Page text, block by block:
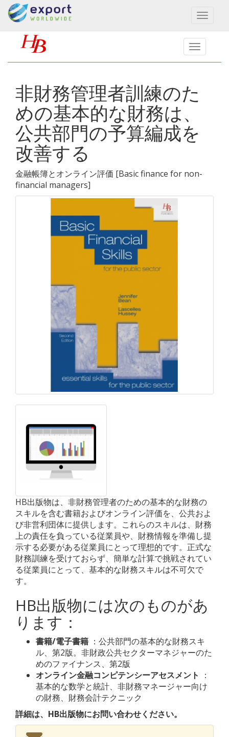
Toggle
非財務管理者訓練のた
めの基本的な財務は、
公共部門の予算編成を
改善する
金融帳簿とオンライン評価 [Basic finance for non-
financial managers]
HB出版物は、非財務管理者のための基本的な財務の
スキルを含む書籍およびオンライン評価を、公共およ
び非営利団体に提供します。これらのスキルは、財務
上の責任を負っている従業員や、財務情報を準備し提
示する必要がある従業員にとって理想的です。正式な
財務訓練を受けておらず、簡単な計算で挑戦されてい
る従業員にとって、基本的な財務スキルは不可欠で
す。
HB出版物には次のものがあ
ります：
書籍/電子書籍 ：公共部門の基本的な財務スキ
ル、第2版。非財政公共セクターマネジャーのた
めのファイナンス、第2版
オンライン金融コンピテンシーアセスメント
：
基本的な数学と統計、非財務マネージャー向け
の財務、財務会計テクニック
詳細は、HB出版物にお問い合わせください。